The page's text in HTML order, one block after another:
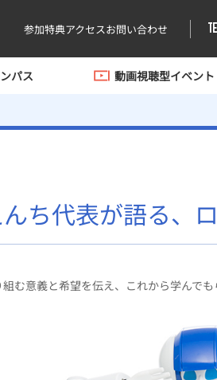
参加特典アクセスお問い合わせ
パス 動画視聴型イベント
ち代表が語る、
む意義と希望を伝え、これから学んで